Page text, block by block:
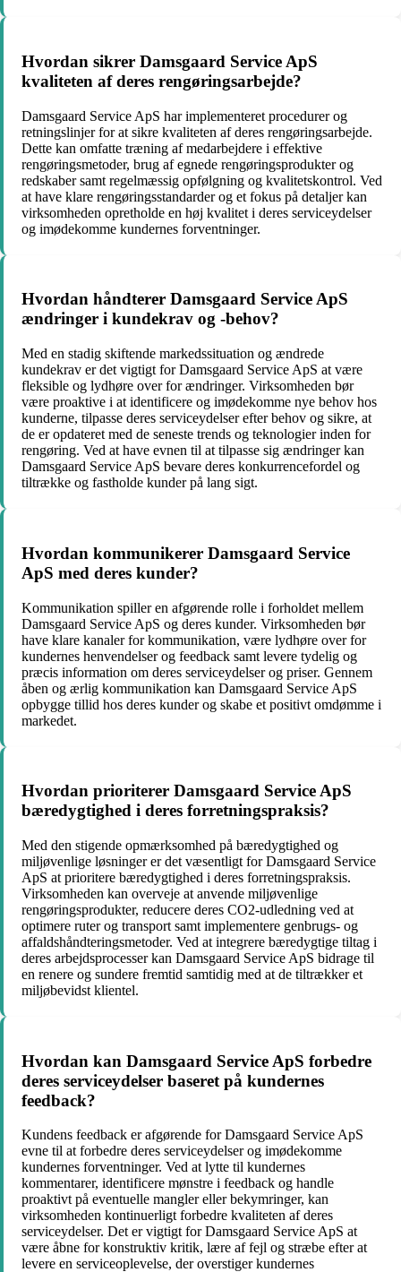
Hvordan sikrer Damsgaard Service ApS
kvaliteten af deres rengøringsarbejde?
Damsgaard Service ApS har implementeret procedurer og
retningslinjer for at sikre kvaliteten af deres rengøringsarbejde.
Dette kan omfatte træning af medarbejdere i effektive
rengøringsmetoder, brug af egnede rengøringsprodukter og
redskaber samt regelmæssig opfølgning og kvalitetskontrol. Ved
at have klare rengøringsstandarder og et fokus på detaljer kan
virksomheden opretholde en høj kvalitet i deres serviceydelser
og imødekomme kundernes forventninger.
Hvordan håndterer Damsgaard Service ApS
ændringer i kundekrav og -behov?
Med en stadig skiftende markedssituation og ændrede
kundekrav er det vigtigt for Damsgaard Service ApS at være
fleksible og lydhøre over for ændringer. Virksomheden bør
være proaktive i at identificere og imødekomme nye behov hos
kunderne, tilpasse deres serviceydelser efter behov og sikre, at
de er opdateret med de seneste trends og teknologier inden for
rengøring. Ved at have evnen til at tilpasse sig ændringer kan
Damsgaard Service ApS bevare deres konkurrencefordel og
tiltrække og fastholde kunder på lang sigt.
Hvordan kommunikerer Damsgaard Service
ApS med deres kunder?
Kommunikation spiller en afgørende rolle i forholdet mellem
Damsgaard Service ApS og deres kunder. Virksomheden bør
have klare kanaler for kommunikation, være lydhøre over for
kundernes henvendelser og feedback samt levere tydelig og
præcis information om deres serviceydelser og priser. Gennem
åben og ærlig kommunikation kan Damsgaard Service ApS
opbygge tillid hos deres kunder og skabe et positivt omdømme i
markedet.
Hvordan prioriterer Damsgaard Service ApS
bæredygtighed i deres forretningspraksis?
Med den stigende opmærksomhed på bæredygtighed og
miljøvenlige løsninger er det væsentligt for Damsgaard Service
ApS at prioritere bæredygtighed i deres forretningspraksis.
Virksomheden kan overveje at anvende miljøvenlige
rengøringsprodukter, reducere deres CO2-udledning ved at
optimere ruter og transport samt implementere genbrugs- og
affaldshåndteringsmetoder. Ved at integrere bæredygtige tiltag i
deres arbejdsprocesser kan Damsgaard Service ApS bidrage til
en renere og sundere fremtid samtidig med at de tiltrækker et
miljøbevidst klientel.
Hvordan kan Damsgaard Service ApS forbedre
deres serviceydelser baseret på kundernes
feedback?
Kundens feedback er afgørende for Damsgaard Service ApS
evne til at forbedre deres serviceydelser og imødekomme
kundernes forventninger. Ved at lytte til kundernes
kommentarer, identificere mønstre i feedback og handle
proaktivt på eventuelle mangler eller bekymringer, kan
virksomheden kontinuerligt forbedre kvaliteten af deres
serviceydelser. Det er vigtigt for Damsgaard Service ApS at
være åbne for konstruktiv kritik, lære af fejl og stræbe efter at
levere en serviceoplevelse, der overstiger kundernes